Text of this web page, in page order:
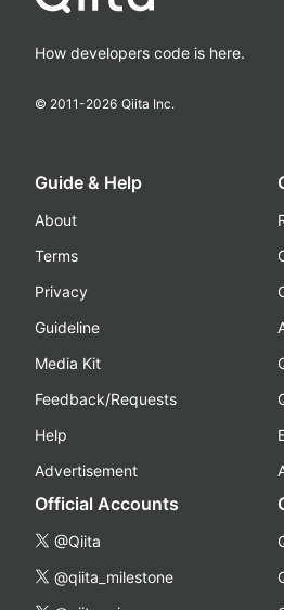
How developers code is here.
© 2011-2026 Qiita Inc.
Guide & Help
About
Terms
Privacy
Guideline
Media Kit
Feedback/Requests
Help
Advertisement
Official Accounts
@Qiita
@qiita_milestone